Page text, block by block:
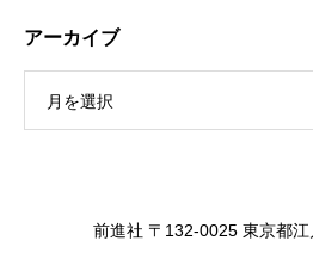
アーカイブ
月を選択
前進社 〒132-0025 東京都